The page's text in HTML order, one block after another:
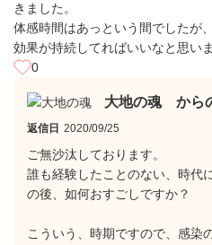
きました。
体感時間はあっという間でしたが
効果が持続してればいいなと思いま
0
大地の魂 から
返信日 2020/09/25
ご無沙汰しております。
誰も経験したことのない、時代
の後、如何おすごしですか？
こういう、時期ですので、感染